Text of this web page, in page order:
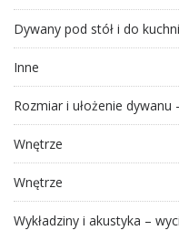
Dywany pod stół i do
Inne
Rozmiar i ułożenie
Wnętrze
Wnętrze
Wykładziny i akustyka –